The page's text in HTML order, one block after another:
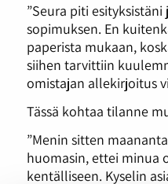
”Seura piti
sopimuksen. En
paperista mukaan,
siihen tarvittiin
omistajan allekirjoitus
Tässä kohtaa tilanne
”Menin sitten
huomasin, ettei minua
kentälliseen. Kyselin